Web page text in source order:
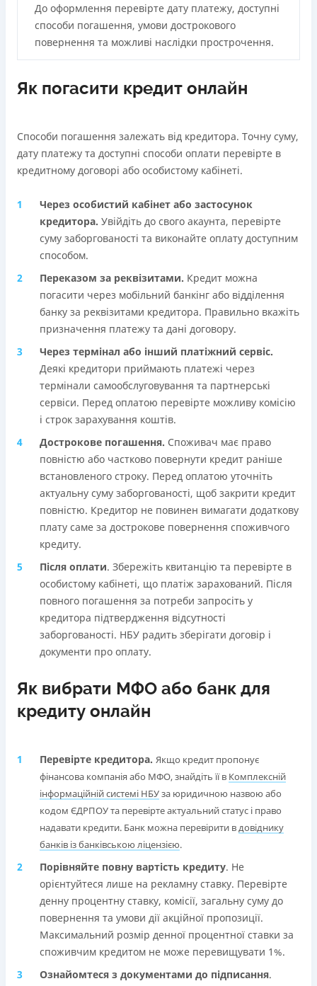
До оформлення перевірте дату платежу, доступні
способи погашення, умови дострокового
повернення та можливі наслідки прострочення.
Як погасити кредит онлайн
Способи погашення залежать від кредитора. Точну суму,
дату платежу та доступні способи оплати перевірте в
кредитному договорі або особистому кабінеті.
Через особистий кабінет або застосунок
кредиторa. Увійдіть до свого акаунта, перевірте
суму заборгованості та виконайте оплату доступним
способом.
Переказом за реквізитами. Кредит можна
погасити через мобільний банкінг або відділення
банку за реквізитами кредитора. Правильно вкажіть
призначення платежу та дані договору.
Через термінал або інший платіжний сервіс.
Деякі кредитори приймають платежі через
термінали самообслуговування та партнерські
сервіси. Перед оплатою перевірте можливу комісію
і строк зарахування коштів.
Дострокове погашення. Споживач має право
повністю або частково повернути кредит раніше
встановленого строку. Перед оплатою уточніть
актуальну суму заборгованості, щоб закрити кредит
повністю. Кредитор не повинен вимагати додаткову
плату саме за дострокове повернення споживчого
кредиту.
Після оплати. Збережіть квитанцію та перевірте в
особистому кабінеті, що платіж зарахований. Після
повного погашення за потреби запросіть у
кредитора підтвердження відсутності
заборгованості. НБУ радить зберігати договір і
документи про оплату.
Як вибрати МФО або банк для
кредиту онлайн
Перевірте кредитора. Якщо кредит пропонує
фінансова компанія або МФО, знайдіть її в Комплексній
інформаційній системі НБУза юридичною назвою або
кодом ЄДРПОУ та перевірте актуальний статус і право
надавати кредити. Банк можна перевірити в довіднику
банків із банківською ліцензією.
Порівняйте повну вартість кредиту. Не
орієнтуйтеся лише на рекламну ставку. Перевірте
денну процентну ставку, комісії, загальну суму до
повернення та умови дії акційної пропозиції.
Максимальний розмір денної процентної ставки за
споживчим кредитом не може перевищувати 1%.
Ознайомтеся з документами до підписання.